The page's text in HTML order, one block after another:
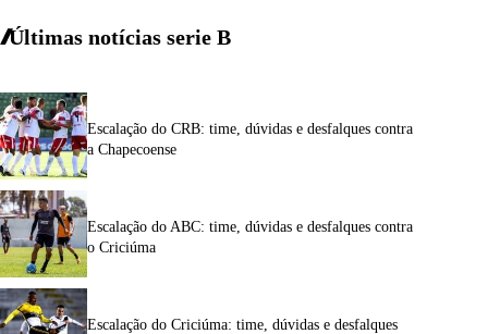
Últimas notícias serie B
Escalação do CRB: time, dúvidas e desfalques contra
a Chapecoense
Escalação do ABC: time, dúvidas e desfalques contra
o Criciúma
Escalação do Criciúma: time, dúvidas e desfalques